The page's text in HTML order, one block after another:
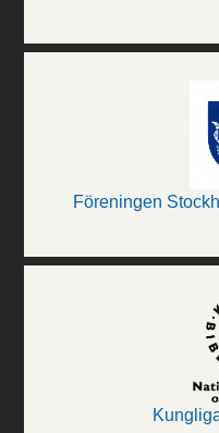
Föreningen